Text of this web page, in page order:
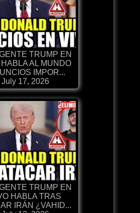
TRUMP EN
AL MUNDO
IMPOR...
July 17, 2026
TRUMP EN
HABLA TRAS
IRÁN ¿VAHID...